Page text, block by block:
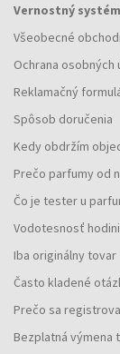
Vernostný systém
Všeobecné
Ochrana osobných
Reklamačný
Spôsob doručenia
Kedy obdržím
Prečo parfumy od
Čo je tester u
Vodotesnosť
Iba originálny tovar
Často kladené
Prečo sa
Bezplatná výmena